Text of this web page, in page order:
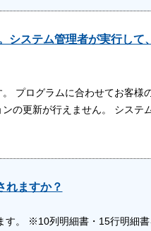
システム管理者が実行して
プログラムに合わせてお客様
の更新が行えません。 システ
れますか？
す。 ※10列明細書・15行明細